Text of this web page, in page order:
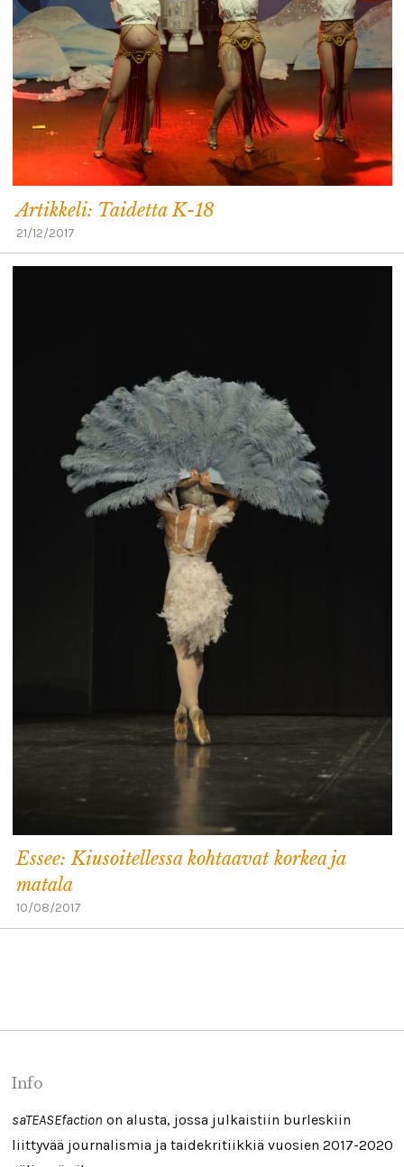
Artikkeli: Taidetta K-18
21/12/2017
Essee: Kiusoitellessa kohtaavat korkea ja
matala
10/08/2017
Info
saTEASEfaction on alusta, jossa julkaistiin burleskiin
liittyvää journalismia ja taidekritiikkiä vuosien 2017-2020